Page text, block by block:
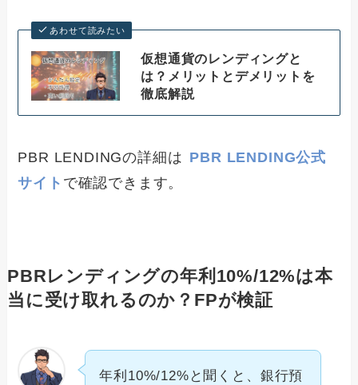
あわせて読みたい
仮想通貨のレンディングと
は？メリットとデメリットを
徹底解説
PBR LENDINGの詳細は PBR LENDING公式
サイト で確認できます。
PBRレンディングの年利10%/12%は本
当に受け取れるのか？FPが検証
年利10%/12%と聞くと、銀行預